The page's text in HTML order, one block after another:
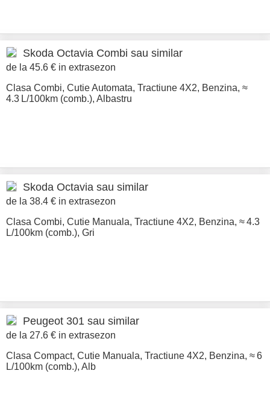
Skoda Octavia Combi sau similar
de la 45.6 € in extrasezon
Clasa Combi, Cutie Automata, Tractiune 4X2, Benzina, ≈
4.3 L/100km (comb.), Albastru
Skoda Octavia sau similar
de la 38.4 € in extrasezon
Clasa Combi, Cutie Manuala, Tractiune 4X2, Benzina, ≈ 4.3
L/100km (comb.), Gri
Peugeot 301 sau similar
de la 27.6 € in extrasezon
Clasa Compact, Cutie Manuala, Tractiune 4X2, Benzina, ≈ 6
L/100km (comb.), Alb